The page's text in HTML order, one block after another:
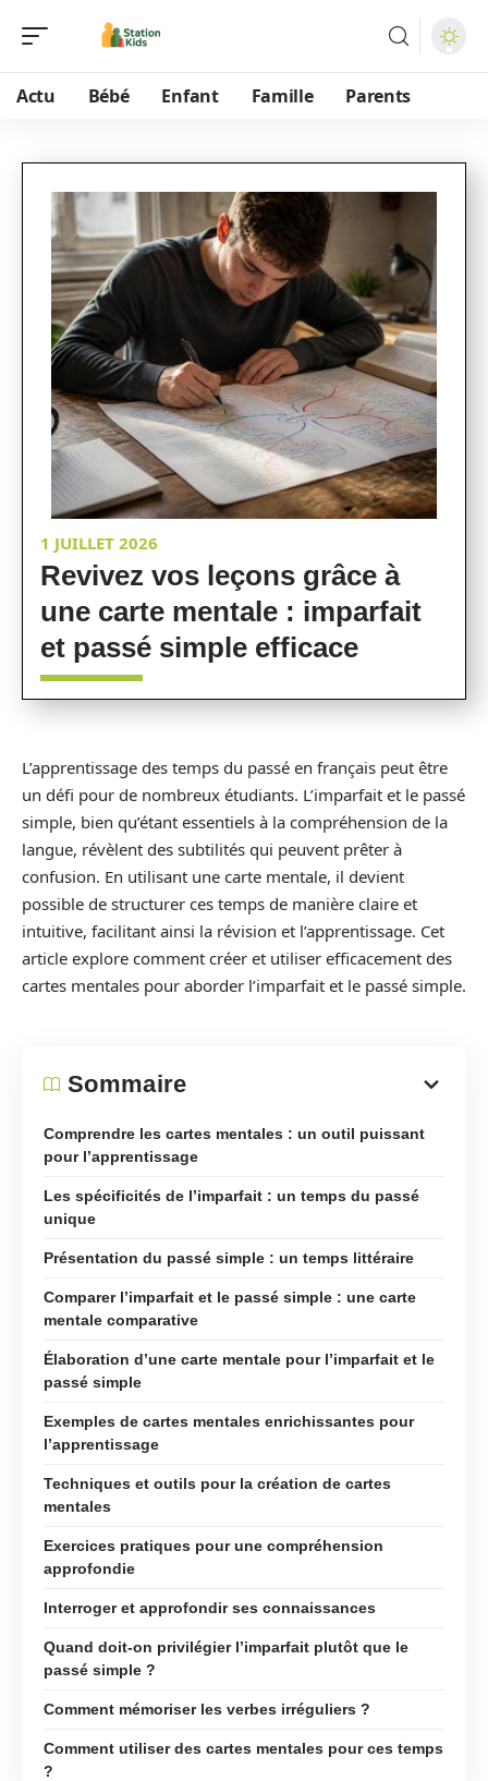
Actu Bébé Enfant Famille Parents
1 JUILLET 2026
Revivez vos leçons grâce à
une carte mentale : imparfait
et passé simple efficace
L’apprentissage des temps du passé en français peut être
un défi pour de nombreux étudiants. L’imparfait et le passé
simple, bien qu’étant essentiels à la compréhension de la
langue, révèlent des subtilités qui peuvent prêter à
confusion. En utilisant une carte mentale, il devient
possible de structurer ces temps de manière claire et
intuitive, facilitant ainsi la révision et l’apprentissage. Cet
article explore comment créer et utiliser efficacement des
cartes mentales pour aborder l’imparfait et le passé simple.
Sommaire
Comprendre les cartes mentales : un outil puissant
pour l’apprentissage
Les spécificités de l’imparfait : un temps du passé
unique
Présentation du passé simple : un temps littéraire
Comparer l’imparfait et le passé simple : une carte
mentale comparative
Élaboration d’une carte mentale pour l’imparfait et le
passé simple
Exemples de cartes mentales enrichissantes pour
l’apprentissage
Techniques et outils pour la création de cartes
mentales
Exercices pratiques pour une compréhension
approfondie
Interroger et approfondir ses connaissances
Quand doit-on privilégier l’imparfait plutôt que le
passé simple ?
Comment mémoriser les verbes irréguliers ?
Comment utiliser des cartes mentales pour ces temps
?